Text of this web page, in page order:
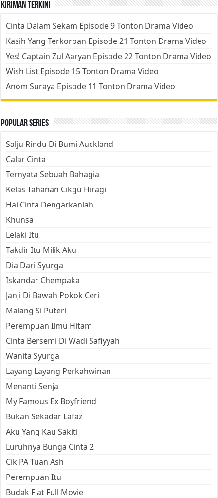
Kiriman Terkini
Cinta Dalam Sekam Episode 9 Tonton Drama Video
Kasih Yang Terkorban Episode 21 Tonton Drama Video
Yes! Captain Zul Aaryan Episode 22 Tonton Drama Video
Wish List Episode 15 Tonton Drama Video
Anom Suraya Episode 11 Tonton Drama Video
Popular Series
Salju Rindu Di Bumi Auckland
Calar Cinta
Ternyata Sebuah Bahagia
Kelas Tahanan Cikgu Hiragi
Hai Cinta Dengarkanlah
Khunsa
Lelaki Itu
Takdir Itu Milik Aku
Dia Dari Syurga
Iskandar Chempaka
Janji Di Bawah Pokok Ceri
Malang Si Puteri
Perempuan Ilmu Hitam
Cinta Bersemi Di Wadi Safiyyah
Wanita Syurga
Layang Layang Perkahwinan
Menanti Senja
My Famous Ex Boyfriend
Bukan Sekadar Lafaz
Aku Yang Kau Sakiti
Luruhnya Bunga Cinta 2
Cik PA Tuan Ash
Perempuan Itu
Budak Flat Full Movie